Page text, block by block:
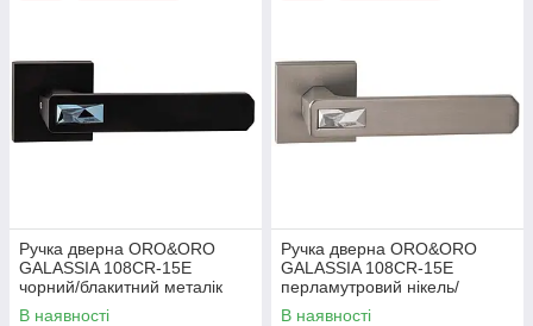
Ручка дверна ORO&ORO
GALASSIA 108СR-15E
чорний/блакитний металік
(Італія)
В наявності
Ручка дверна ORO&ORO
GALASSIA 108СR-15E
перламутровий нікель/
світлий хром (Італія)
В наявності